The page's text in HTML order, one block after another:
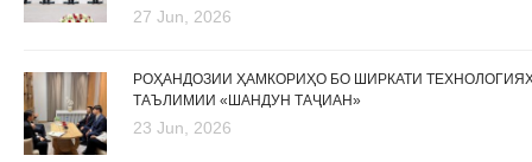
27 Jun, 2026
РОҲАНДОЗИИ ҲАМКОРИҲО БО ШИРКАТИ
ТАЪЛИМИИ «ШАНДУН ТАҶИАН»
23 Jun, 2026